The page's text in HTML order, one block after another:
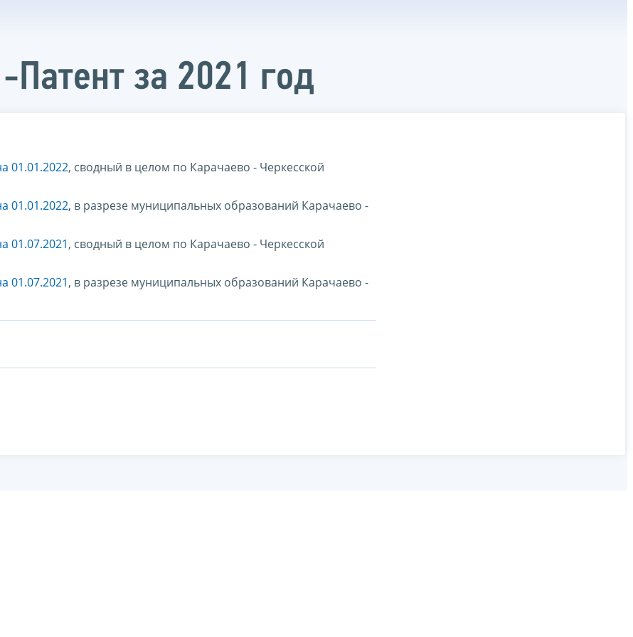
за 2021 год
01.01.2022, сводный в целом по Карачаево - Черкесской
01.01.2022, в разрезе муниципальных образований Карачаево -
01.07.2021, сводный в целом по Карачаево - Черкесской
01.07.2021, в разрезе муниципальных образований Карачаево -